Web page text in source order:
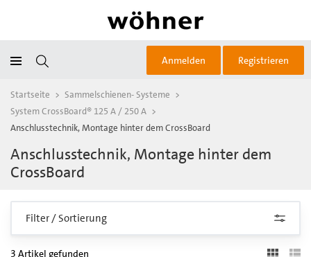
Anmelden Registrieren
Startseite > Sammelschienen- Systeme >
System CrossBoard® 125 A / 250 A >
Anschlusstechnik, Montage hinter dem CrossBoard
Anschlusstechnik, Montage hinter dem
CrossBoard
Filter / Sortierung
3 Artikel gefunden